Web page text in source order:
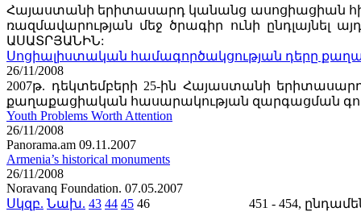
Հայաստանի երիտասարդ կանանց ասոցիացիան
ռազմավարության մեջ ծրագիր ունի ընդլայնել
ԱՍԱՏՐՅԱՆԻՆ:
Սոցիալիստական համագործակցության դերը
26/11/2008
2007թ. դեկտեմբերի 25-ին Հայաստանի
քաղաքացիական հասարակության զարգացման
Youth Problems Worth Attention
26/11/2008
Panorama.am 09.11.2007
Armenia’s historical monuments
26/11/2008
Noravanq Foundation. 07.05.2007
Սկզբ. Նախ. 43 44 45 46 451 - 454,